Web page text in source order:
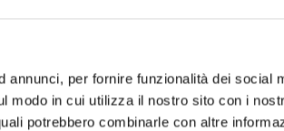
per fornire funzionalità dei social
modo in cui utilizza il nostro sito con i
potrebbero combinarle con altre